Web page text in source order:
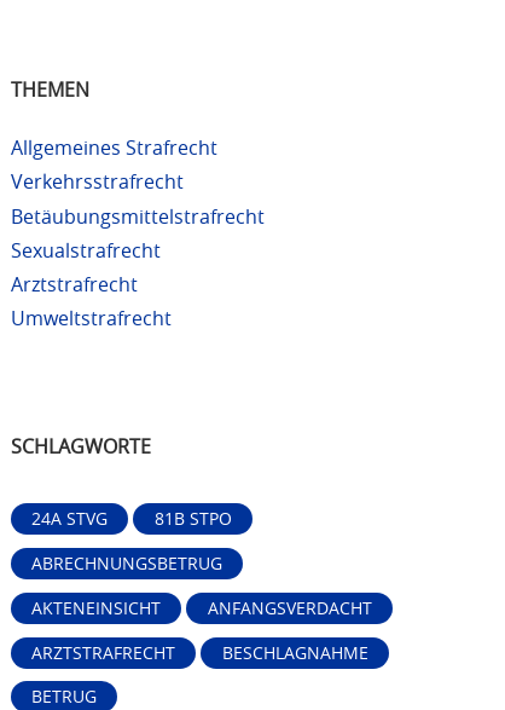
THEMEN
Allgemeines Strafrecht
Verkehrsstrafrecht
Betäubungsmittelstrafrecht
Sexualstrafrecht
Arztstrafrecht
Umweltstrafrecht
SCHLAGWORTE
24A STVG
81B STPO
ABRECHNUNGSBETRUG
AKTENEINSICHT
ANFANGSVERDACHT
ARZTSTRAFRECHT
BESCHLAGNAHME
BETRUG